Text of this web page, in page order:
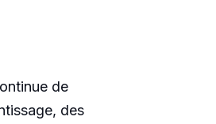
de
des